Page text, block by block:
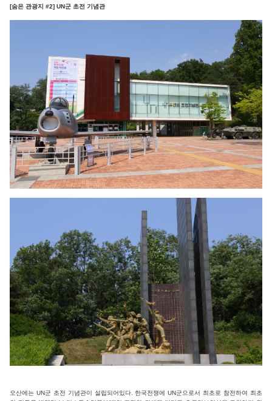
[숨은 관광지 #2] UN군 초전 기념관
오산에는 UN군 초전 기념관이 설립되어있다. 한국전쟁에 UN군으로서 최초로 참전하여 최초